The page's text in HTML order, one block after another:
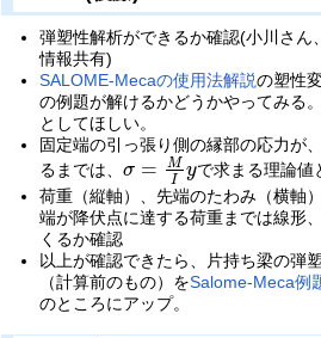
弾塑性解析ができるか確認(小川さん
情報共有)
SALOME-Mecaの使用法解説の塑性
の例題が解けるかどうかやってみる
としてほしい。
固定端の引っ張り側の縁部の応力が
るまでは、 σ =
M
I
y
σ=M y
で求まる理論値
荷重（縦軸）、先端のたわみ（横軸
端が降伏点に達する荷重までは線形
くるか確認
以上が確認できたら、片持ち梁の弾
（計算前のもの）をSalome-Meca例
のところにアップ。